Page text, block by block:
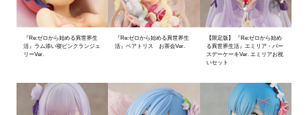
『Re:ゼロから始める異世界生
活』ラム添い寝ピンクランジェ
リーVer.
『Re:ゼロから始める異世界生
活』ベアトリス お茶会Ver.
【限定版】 『Re:ゼロから始め
る異世界生活』エミリア・バー
スデーケーキVer. エミリアお祝
いセット